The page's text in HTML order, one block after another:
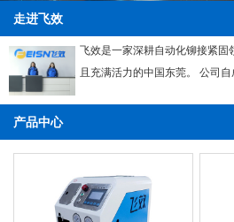
走进飞效
飞效是一家深耕自动化铆接紧固
且充满活力的中国东莞。 公司
产品中心